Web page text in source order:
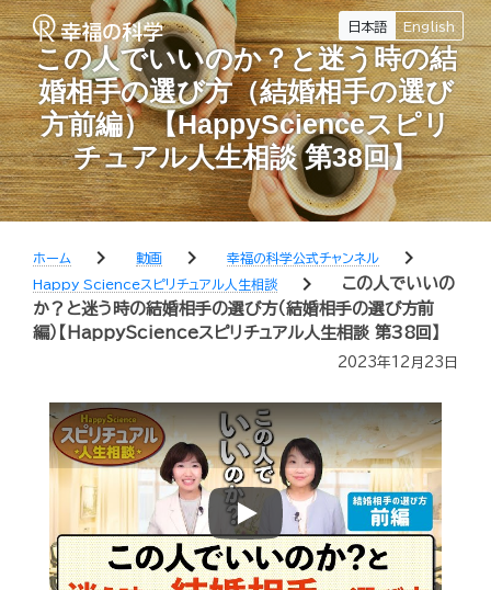
日本語 English
この人でいいのか？と迷う時の結
婚相手の選び方（結婚相手の選び
方前編）【HappyScienceスピリ
チュアル人生相談 第38回】
ホーム chevron_right 動画 chevron_right 幸福の科学公式チャンネル chevron_right
Happy Scienceスピリチュアル人生相談 chevron_right
この人でいいの
か？と迷う時の結婚相手の選び方（結婚相手の選び方前
編）【HappyScienceスピリチュアル人生相談 第38回】
2023年12月23日
Play